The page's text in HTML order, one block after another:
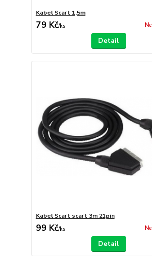
Kabel Scart 1,5m
79 Kč/ks
Detail
Kabel Scart scart 3m 21pin
99 Kč/ks
Detail